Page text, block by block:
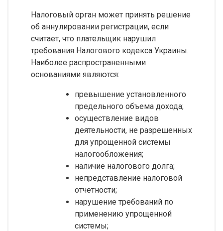
Налоговый орган может принять решение
об аннулировании регистрации, если
считает, что плательщик нарушил
требования Налогового кодекса Украины.
Наиболее распространенными
основаниями являются:
превышение установленного
предельного объема дохода;
осуществление видов
деятельности, не разрешенных
для упрощенной системы
налогообложения;
наличие налогового долга;
непредставление налоговой
отчетности;
нарушение требований по
применению упрощенной
системы;